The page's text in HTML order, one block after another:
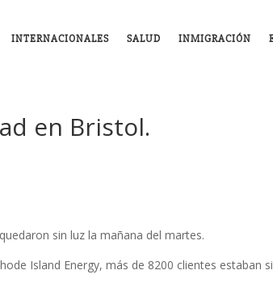
INTERNACIONALES SALUD INMIGRACIÓN
en Bristol.
sin luz la mañana del martes.
Island Energy, más de 8200 clientes estaban